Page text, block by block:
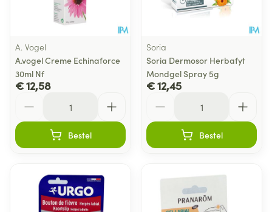
A. Vogel
A.vogel Creme Echinaforce
30ml Nf
€ 12,58
Bestel
Soria
Soria Dermosor Herbafyt
Mondgel Spray 5g
€ 12,45
Bestel